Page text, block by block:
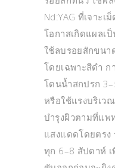
Nd:YAG ที่เจาะ
โอกาสเกิดแผลเ
ใช้ลบรอยสักขนา
โดยเฉพาะสีดำ
โดนน้ำสกปรก
หรือใช้แรงบริเว
บำรุงผิวตามที่แพ
แสงแดดโดยตรง
ทุก 6–8 สัปดาห์